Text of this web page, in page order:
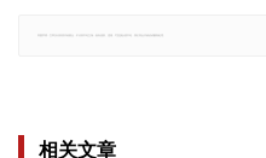
相关文章